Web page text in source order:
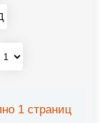
1 страниц